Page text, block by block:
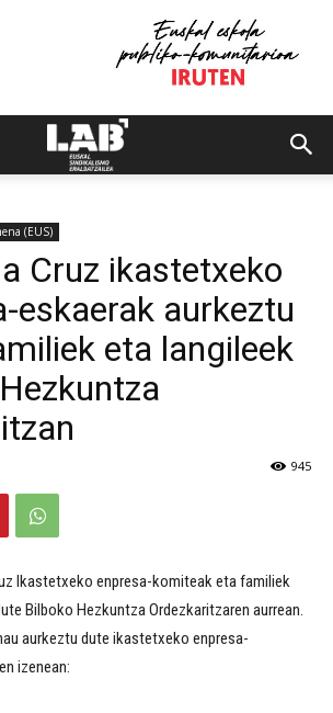
(EUS)
Cruz ikastetxeko
eskaerak aurkeztu
eta langileek
945
Ikastetxeko enpresa-komiteak eta familiek
Bilboko Hezkuntza Ordezkaritzaren aurrean.
aurkeztu dute ikastetxeko enpresa-
izenean: